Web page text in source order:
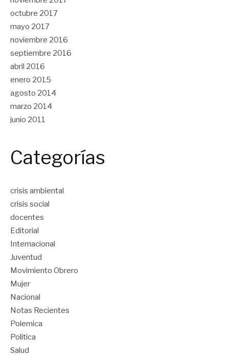
octubre 2017
mayo 2017
noviembre 2016
septiembre 2016
abril 2016
enero 2015
agosto 2014
marzo 2014
junio 2011
Categorías
crisis ambiental
crisis social
docentes
Editorial
Internacional
Juventud
Movimiento Obrero
Mujer
Nacional
Notas Recientes
Polemica
Politica
Salud